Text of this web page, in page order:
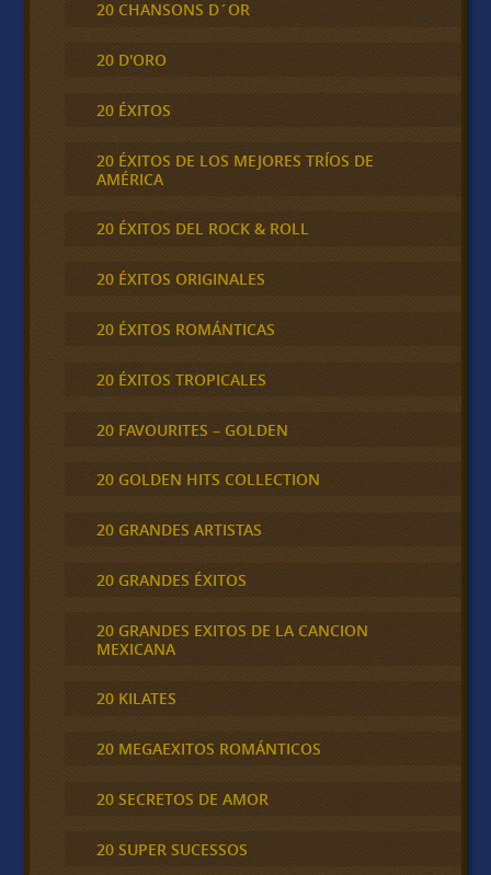
20 CHANSONS D´OR
20 D'ORO
20 ÉXITOS
20 ÉXITOS DE LOS MEJORES TRÍOS DE
AMÉRICA
20 ÉXITOS DEL ROCK & ROLL
20 ÉXITOS ORIGINALES
20 ÉXITOS ROMÁNTICAS
20 ÉXITOS TROPICALES
20 FAVOURITES – GOLDEN
20 GOLDEN HITS COLLECTION
20 GRANDES ARTISTAS
20 GRANDES ÉXITOS
20 GRANDES EXITOS DE LA CANCION
MEXICANA
20 KILATES
20 MEGAEXITOS ROMÁNTICOS
20 SECRETOS DE AMOR
20 SUPER SUCESSOS